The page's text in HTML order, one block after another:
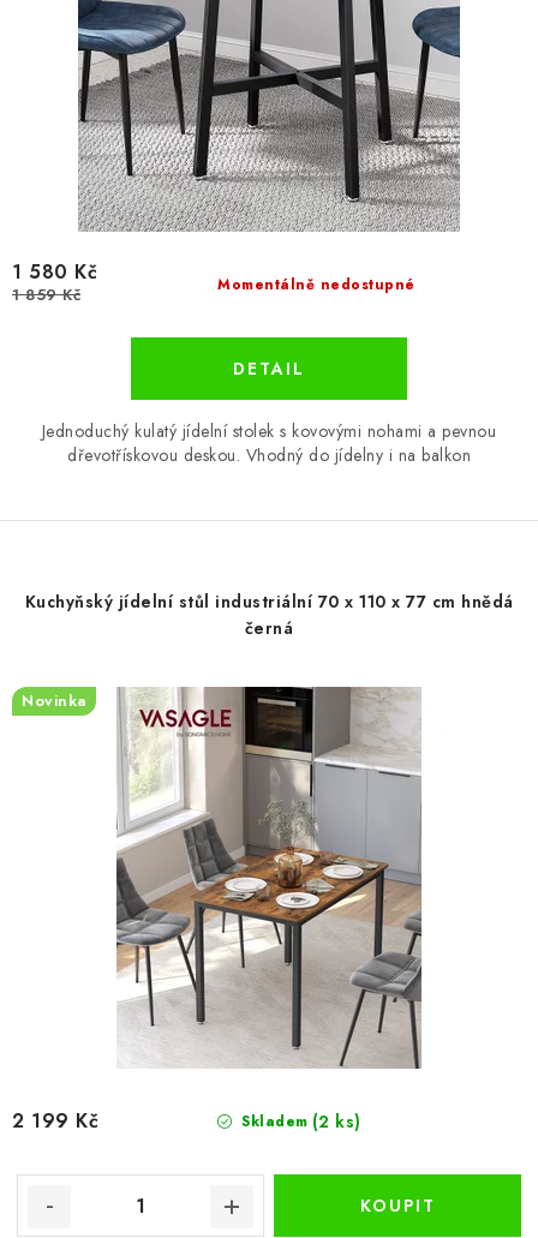
Momentálně nedostupné
1 580 Kč
1 859 Kč
Jednoduchý kulatý jídelní stolek s kovovými nohami a pevnou
dřevotřískovou deskou. Vhodný do jídelny i na balkon
Kuchyňský jídelní stůl industriální 70 x 110 x 77 cm hnědá
černá
Novinka
Skladem (2 ks)
2 199 Kč